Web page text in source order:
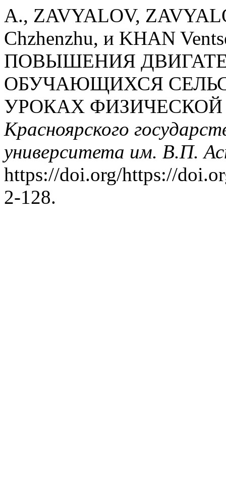
A., ZAVYALOV,
Chzhenzhu, и KHAN
ПОВЫШЕНИЯ
ОБУЧАЮЩИХСЯ
УРОКАХ
Красноярского
университета им. В.П.
https://doi.org/https://
2-128.